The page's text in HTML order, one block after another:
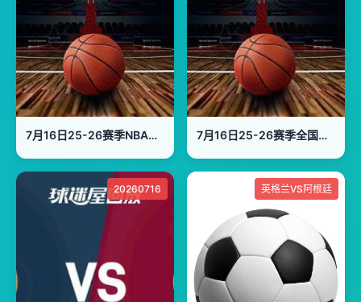
7月16日25-26赛季NBA夏季联赛 太阳VS活塞 7月16日25-26赛季全国女子篮球锦标赛 厦门银行57VS96四川远达美乐
20260716 英格兰VS阿根廷